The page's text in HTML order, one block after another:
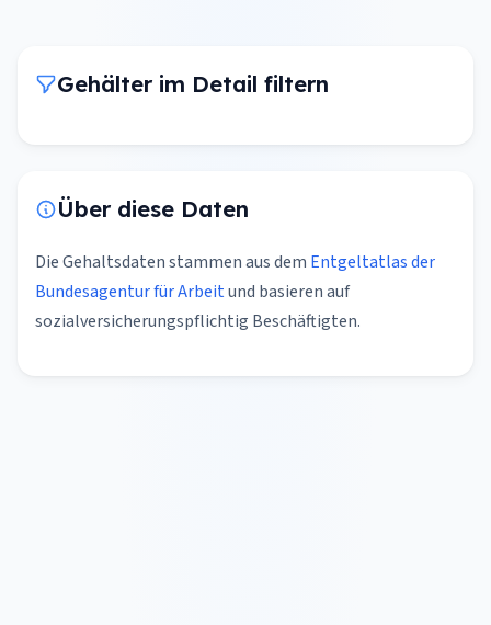
Gehälter im Detail filtern
Über diese Daten
Die Gehaltsdaten stammen aus dem Entgeltatlas der
Bundesagentur für Arbeitund basieren auf
sozialversicherungspflichtig Beschäftigten.